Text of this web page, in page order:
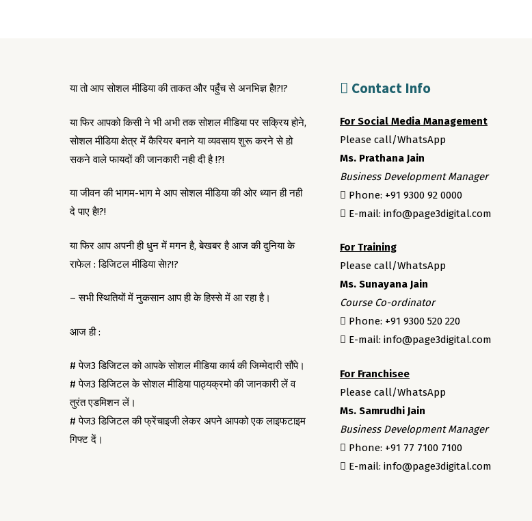
या तो आप सोशल मीडिया की ताकत और पहुँच से अनभिज्ञ है!?!?
या फिर आपको किसी ने भी अभी तक सोशल मीडिया पर सक्रिय होने,
सोशल मीडिया क्षेत्र में कैरियर बनाने या व्यवसाय शुरू करने से हो
सकने वाले फायदों की जानकारी नही दी है !?!
या जीवन की भागम-भाग मे आप सोशल मीडिया की ओर ध्यान ही नही
दे पाए है!?!
या फिर आप अपनी ही धुन में मगन है, बेखबर है आज की दुनिया के
राफेल : डिजिटल मीडिया से!?!?
– सभी स्थितियों में नुकसान आप ही के हिस्से में आ रहा है।
आज ही :
# पेज3 डिजिटल को आपके सोशल मीडिया कार्य की जिम्मेदारी सौंपे।
# पेज3 डिजिटल के सोशल मीडिया पाठ्यक्रमो की जानकारी लें व
तुरंत एडमिशन लें।
# पेज3 डिजिटल की फ्रेंचाइजी लेकर अपने आपको एक लाइफटाइम
गिफ्ट दें।
Contact Info
For Social Media Management
Please call/WhatsApp
Ms. Prathana Jain
Business Development Manager
Phone: +91 9300 92 0000
E-mail: info@page3digital.com
For Training
Please call/WhatsApp
Ms. Sunayana Jain
Course Co-ordinator
Phone: +91 9300 520 220
E-mail: info@page3digital.com
For Franchisee
Please call/WhatsApp
Ms. Samrudhi Jain
Business Development Manager
Phone: +91 77 7100 7100
E-mail: info@page3digital.com